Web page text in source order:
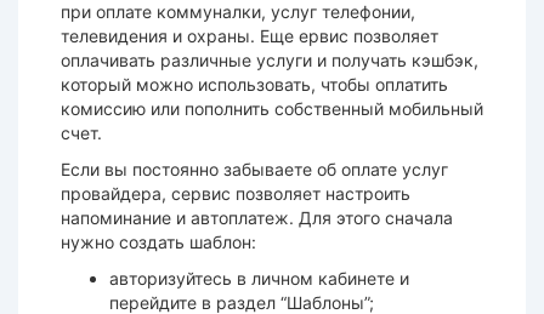
при оплате коммуналки, услуг телефонии,
телевидения и охраны. Еще ервис позволяет
оплачивать различные услуги и получать кэшбэк,
который можно использовать, чтобы оплатить
комиссию или пополнить собственный мобильный
счет.
Если вы постоянно забываете об оплате услуг
провайдера, сервис позволяет настроить
напоминание и автоплатеж. Для этого сначала
нужно создать шаблон:
авторизуйтесь в личном кабинете и
перейдите в раздел “Шаблоны”;